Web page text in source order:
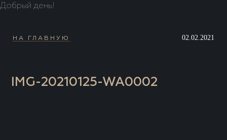
Добрый день!
НА ГЛАВНУЮ 02.02.2021
IMG-20210125-WA0002